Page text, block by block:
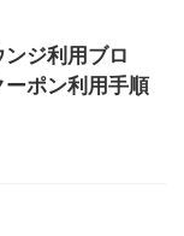
ジ利用ブロ
ポン利用手順